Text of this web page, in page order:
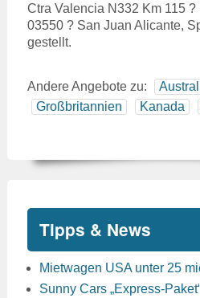
Ctra Valencia N332 Km 115
03550 ? San Juan Alicante,
gestellt.
Andere Angebote zu:
Großbritannien
Kanada
Tipps & News
Mietwagen USA unter 25
Sunny Cars „Express-